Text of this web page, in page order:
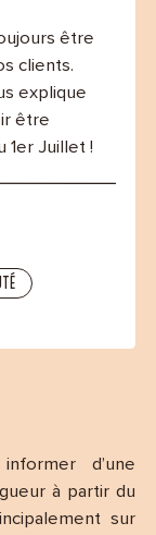
être
clients.
explique
être
1er Juillet !
d’une
à partir du
sur